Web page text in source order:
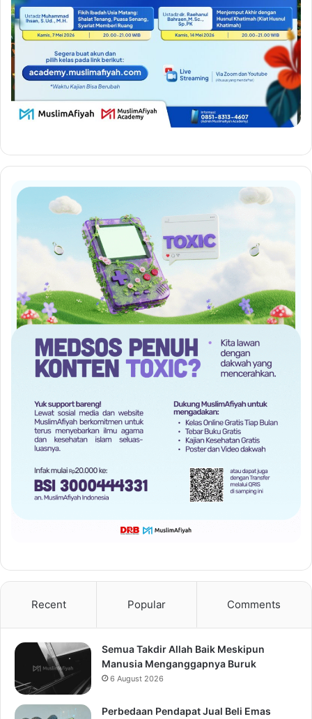
Recent Popular Comments
Semua Takdir Allah Baik Meskipun
Manusia Menganggapnya Buruk
6 August 2026
Perbedaan Pendapat Jual Beli Emas